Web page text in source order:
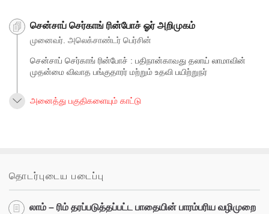
சென்சாப் செர்காங் ரின்போச் ஓர் அறிமுகம்
முனைவர். அலெக்சாண்டர் பெர்சின்
சென்சாப் செர்காங் ரின்போச் : பதிநான்காவது தலாய் லாமாவின்
முதன்மை விவாத பங்குதாரர் மற்றும் உதவி பயிற்றுநர்
அனைத்து பகுதிகளையும் காட்டு
தொடர்புடைய படைப்பு
லாம் – ரிம் தரப்படுத்தப்பட்ட பாதையின் பாரம்பரிய வழிமுறை